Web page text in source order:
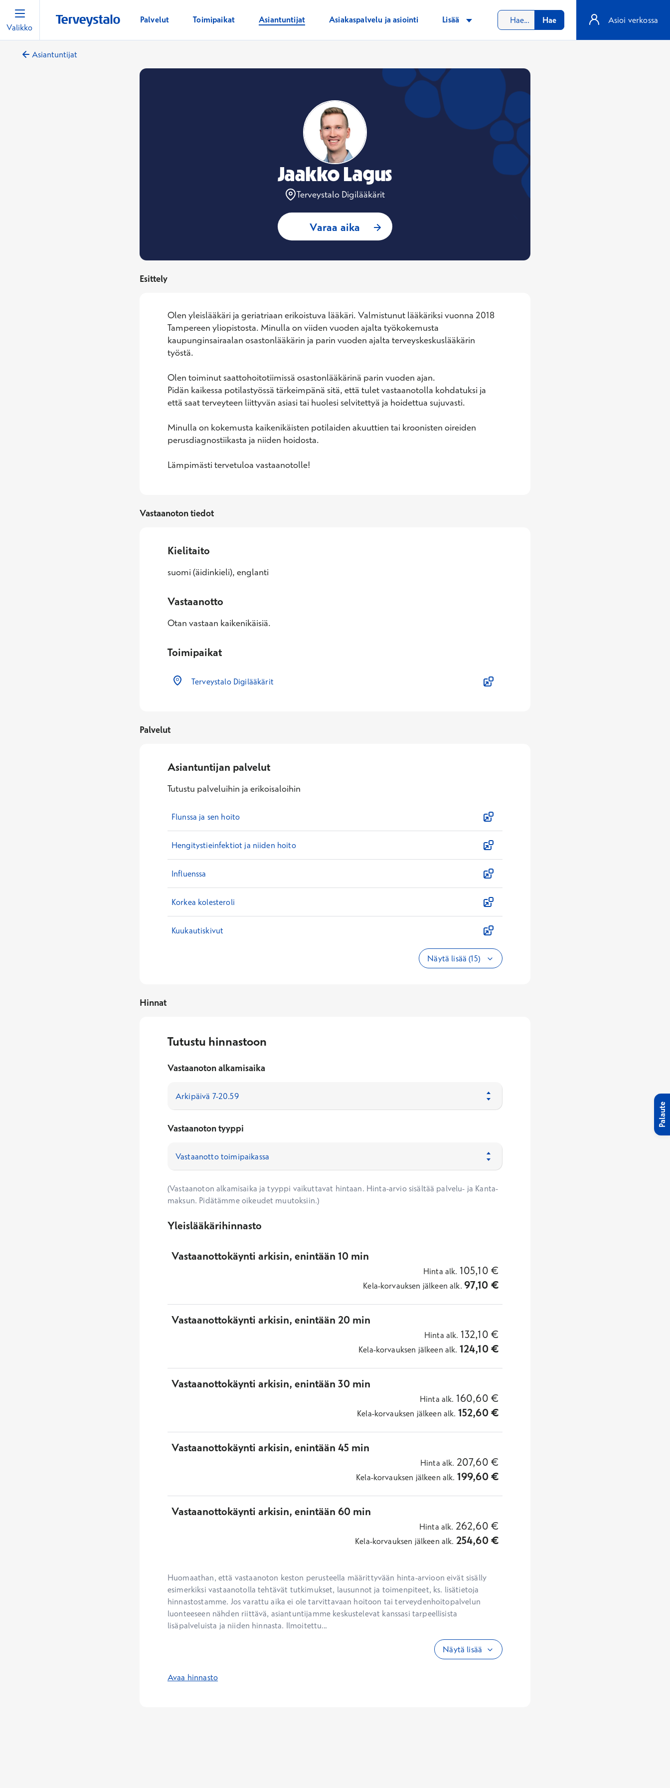
Valikko
Palvelut Toimipaikat Asiantuntijat Asiakaspalvelu ja asiointi Lisää Hae Asioi verkossa
Asiantuntijat
Jaakko Lagus
Terveystalo Digilääkärit
Varaa aika : Jaakko Lagus,
Esittely
Olen yleislääkäri ja geriatriaan erikoistuva lääkäri. Valmistunut lääkäriksi vuonna 2018
Tampereen yliopistosta. Minulla on viiden vuoden ajalta työkokemusta
kaupunginsairaalan osastonlääkärin ja parin vuoden ajalta terveyskeskuslääkärin
työstä.
Olen toiminut saattohoitotiimissä osastonlääkärinä parin vuoden ajan.
Pidän kaikessa potilastyössä tärkeimpänä sitä, että tulet vastaanotolla kohdatuksi ja
että saat terveyteen liittyvän asiasi tai huolesi selvitettyä ja hoidettua sujuvasti.
Minulla on kokemusta kaikenikäisten potilaiden akuuttien tai kroonisten oireiden
perusdiagnostiikasta ja niiden hoidosta.
Lämpimästi tervetuloa vastaanotolle!
Vastaanoton tiedot
Kielitaito
suomi (äidinkieli), englanti
Vastaanotto
Otan vastaan kaikenikäisiä.
Toimipaikat
Terveystalo Digilääkärit
Palvelut
Asiantuntijan palvelut
Tutustu palveluihin ja erikoisaloihin
Flunssa ja sen hoito
Hengitystieinfektiot ja niiden hoito
Influenssa
Korkea kolesteroli
Kuukautiskivut
Näytä lisää (15)
Hinnat
Tutustu hinnastoon
Vastaanoton alkamisaika
Vastaanoton tyyppi
(Vastaanoton alkamisaika ja tyyppi vaikuttavat hintaan. Hinta-arvio sisältää palvelu- ja Kanta-
maksun. Pidätämme oikeudet muutoksiin.)
Yleislääkärihinnasto
Vastaanottokäynti arkisin, enintään 10 min
Hinta alk. 105,10 €
Kela-korvauksen jälkeen alk. 97,10 €
Vastaanottokäynti arkisin, enintään 20 min
Hinta alk. 132,10 €
Kela-korvauksen jälkeen alk. 124,10€
Vastaanottokäynti arkisin, enintään 30 min
Hinta alk. 160,60 €
Kela-korvauksen jälkeen alk. 152,60€
Vastaanottokäynti arkisin, enintään 45 min
Hinta alk. 207,60 €
Kela-korvauksen jälkeen alk. 199,60€
Vastaanottokäynti arkisin, enintään 60 min
Hinta alk. 262,60 €
Kela-korvauksen jälkeen alk. 254,60€
Huomaathan, että vastaanoton keston perusteella määrittyvään hinta-arvioon eivät sisälly
esimerkiksi vastaanotolla tehtävät tutkimukset, lausunnot ja toimenpiteet, ks. lisätietoja
hinnastostamme. Jos varattu aika ei ole tarvittavaan hoitoon tai terveydenhoitopalvelun
luonteeseen nähden riittävä, asiantuntijamme keskustelevat kanssasi tarpeellisista
lisäpalveluista ja niiden hinnasta. Ilmoitettu...
Näytä lisää
Avaa hinnasto
Palaute